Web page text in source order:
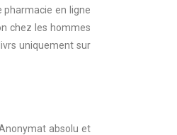
en ligne
chez les hommes
uniquement sur
absolu et